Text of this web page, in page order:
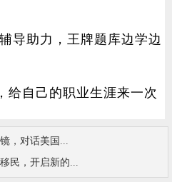
导助力，王牌题库边学边
给自己的职业生涯来一次
，对话美国...
民，开启新的...